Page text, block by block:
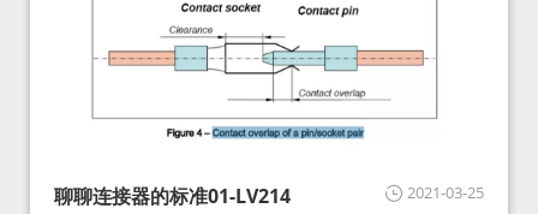
2021-03-25
聊聊连接器的标准01-LV214